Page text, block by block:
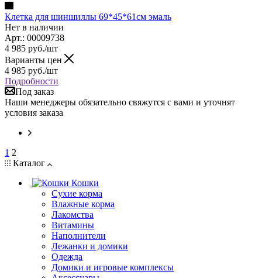
Клетка для шиншиллы 69*45*61см эмаль
Нет в наличии
Арт.: 00009738
4 985 руб./шт
Варианты цен
4 985 руб./шт
Подробности
Под заказ
Наши менеджеры обязательно свяжутся с вами и уточнят
условия заказа
1 2
Каталог
Кошки
Сухие корма
Влажные корма
Лакомства
Витамины
Наполнители
Лежанки и домики
Одежда
Домики и игровые комплексы